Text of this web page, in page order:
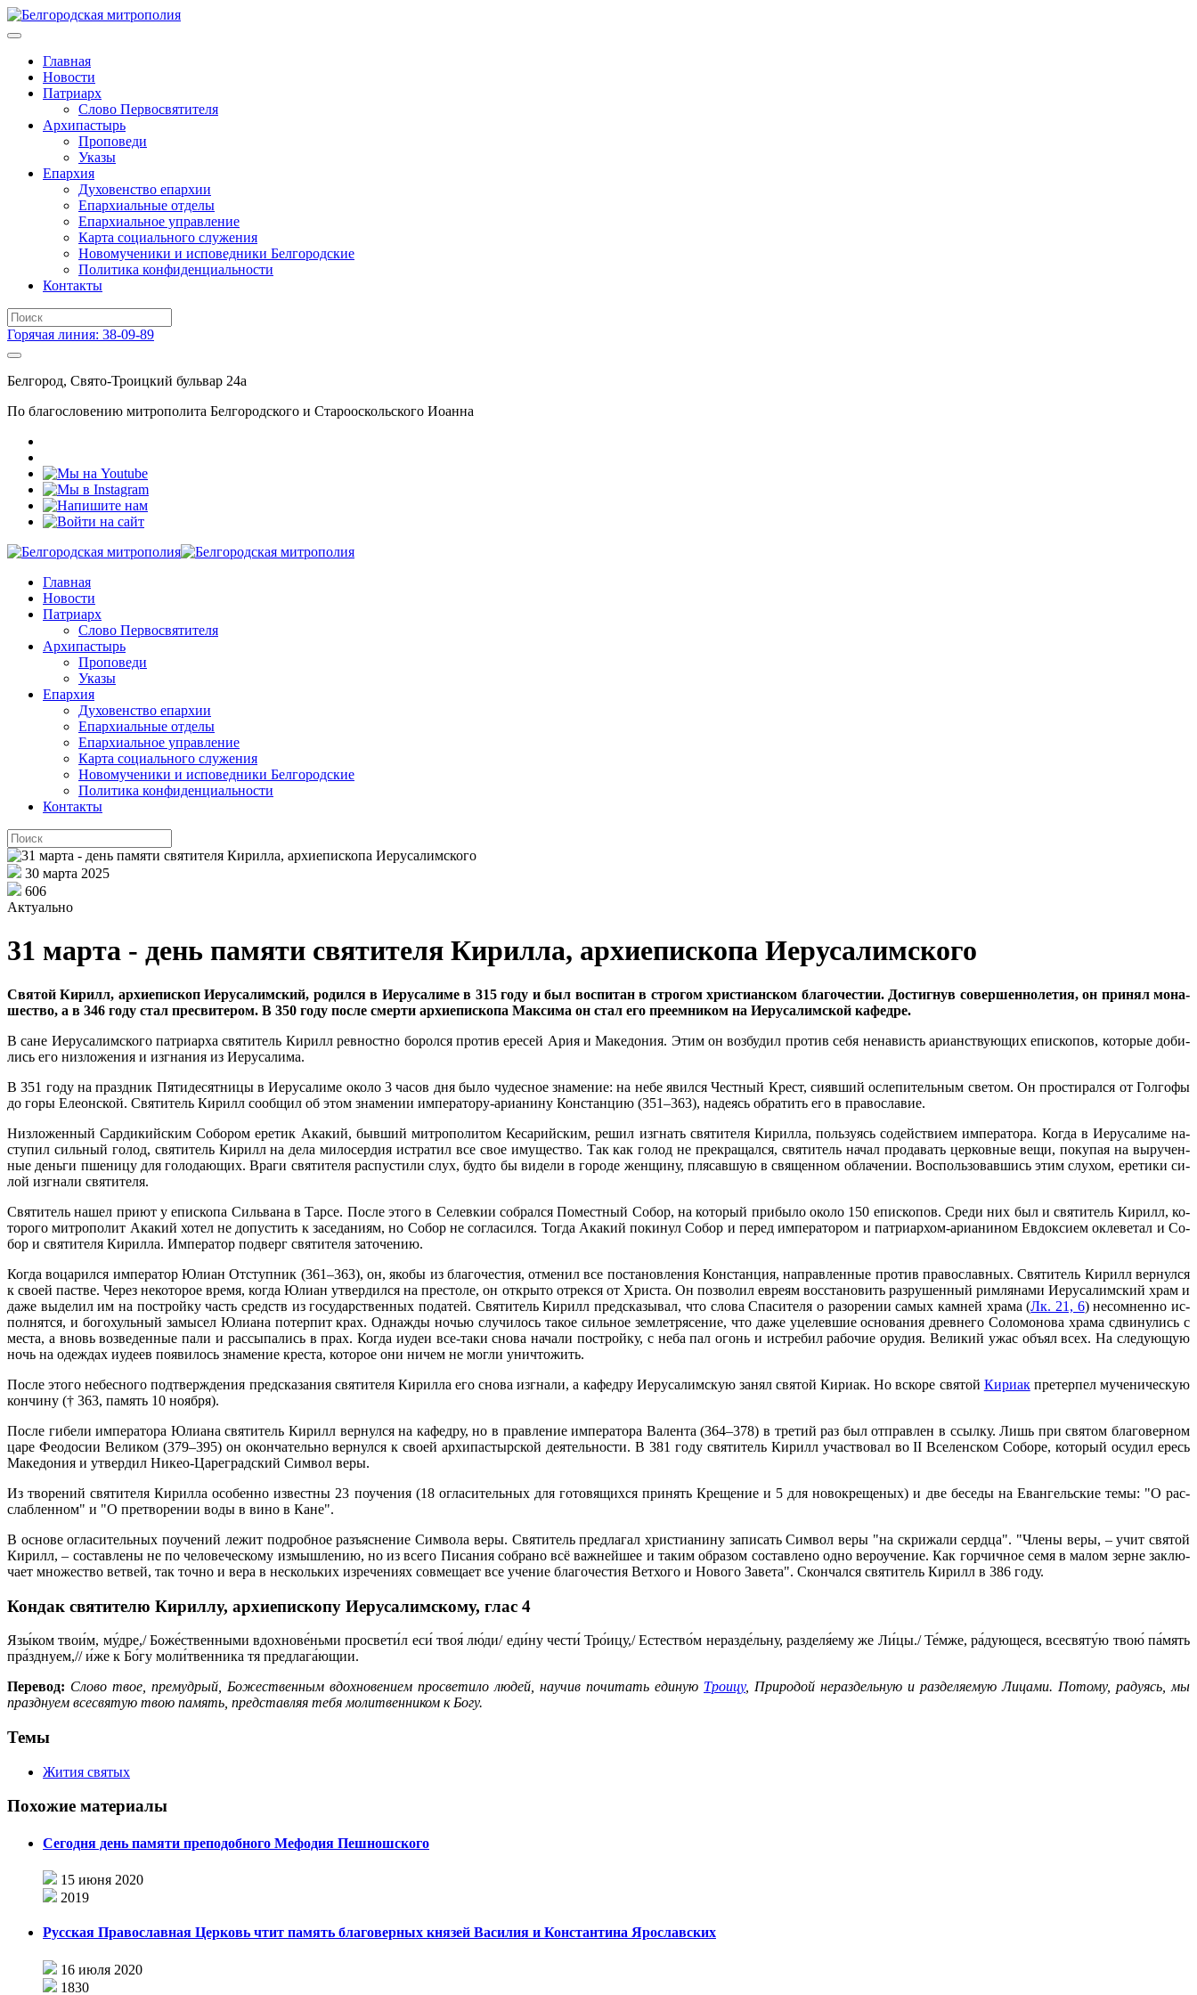
Главная
Новости
Патриарх
Слово Первосвятителя
Архипастырь
Проповеди
Указы
Епархия
Духовенство епархии
Епархиальные отделы
Епархиальное управление
Карта социального служения
Новомученики и исповедники Белгородские
Политика конфиденциальности
Контакты
Горячая линия: 38-09-89
Белгород, Свято-Троицкий бульвар 24а
По благословению митрополита Белгородского и Старооскольского Иоанна
Главная
Новости
Патриарх
Слово Первосвятителя
Архипастырь
Проповеди
Указы
Епархия
Духовенство епархии
Епархиальные отделы
Епархиальное управление
Карта социального служения
Новомученики и исповедники Белгородские
Политика конфиденциальности
Контакты
30 марта 2025
606
Актуально
31 марта - день памяти святителя Кирилла, архиепископа Иерусалимского
Свя­той Ки­рилл, ар­хи­епи­скоп Иеру­са­лим­ский, ро­дил­ся в Иеру­са­ли­ме в 315 го­ду и был вос­пи­тан в стро­гом хри­сти­ан­ском бла­го­че­стии. До­стиг­нув со­вер­шен­но­ле­тия, он при­нял мо­на­
ше­ство, а в 346 го­ду стал пре­сви­те­ром. В 350 го­ду по­сле смер­ти ар­хи­епи­ско­па Мак­си­ма он стал его пре­ем­ни­ком на Иеру­са­лим­ской ка­фед­ре.
В сане Иеру­са­лим­ско­го пат­ри­ар­ха свя­ти­тель Ки­рилл рев­ност­но бо­рол­ся про­тив ере­сей Ария и Ма­ке­до­ния. Этим он воз­бу­дил про­тив се­бя нена­висть ари­ан­ству­ю­щих епи­ско­пов, ко­то­рые до­би­
лись его низ­ло­же­ния и из­гна­ния из Иеру­са­ли­ма.
В 351 го­ду на празд­ник Пя­ти­де­сят­ни­цы в Иеру­са­ли­ме око­ло 3 ча­сов дня бы­ло чу­дес­ное зна­ме­ние: на небе явил­ся Чест­ный Крест, си­яв­ший осле­пи­тель­ным све­том. Он про­сти­рал­ся от Гол­го­фы
до го­ры Еле­он­ской. Свя­ти­тель Ки­рилл со­об­щил об этом зна­ме­нии им­пе­ра­то­ру-ари­а­ни­ну Кон­стан­цию (351–363), на­де­ясь об­ра­тить его в пра­во­сла­вие.
Низ­ло­жен­ный Сар­ди­кий­ским Со­бо­ром ере­тик Ака­кий, быв­ший мит­ро­по­ли­том Ке­са­рий­ским, ре­шил из­гнать свя­ти­те­ля Ки­рил­ла, поль­зу­ясь со­дей­стви­ем им­пе­ра­то­ра. Ко­гда в Иеру­са­ли­ме на­
сту­пил силь­ный го­лод, свя­ти­тель Ки­рилл на де­ла ми­ло­сер­дия ис­тра­тил все свое иму­ще­ство. Так как го­лод не пре­кра­щал­ся, свя­ти­тель на­чал про­да­вать цер­ков­ные ве­щи, по­ку­пая на вы­ру­чен­
ные день­ги пше­ни­цу для го­ло­да­ю­щих. Вра­ги свя­ти­те­ля рас­пу­сти­ли слух, буд­то бы ви­де­ли в го­ро­де жен­щи­ну, пля­сав­шую в свя­щен­ном об­ла­че­нии. Вос­поль­зо­вав­шись этим слу­хом, ере­ти­ки си­
лой из­гна­ли свя­ти­те­ля.
Свя­ти­тель на­шел при­ют у епи­ско­па Силь­ва­на в Тар­се. По­сле это­го в Селев­кии со­брал­ся По­мест­ный Со­бор, на ко­то­рый при­бы­ло око­ло 150 епи­ско­пов. Сре­ди них был и свя­ти­тель Ки­рилл, ко­
то­ро­го мит­ро­по­лит Ака­кий хо­тел не до­пу­стить к за­се­да­ни­ям, но Со­бор не со­гла­сил­ся. То­гда Ака­кий по­ки­нул Со­бор и пе­ред им­пе­ра­то­ром и пат­ри­ар­хом-ари­а­ни­ном Ев­док­си­ем окле­ве­тал и Со­
бор и свя­ти­те­ля Ки­рил­ла. Им­пе­ра­тор под­верг свя­ти­те­ля за­то­че­нию.
Ко­гда во­ца­рил­ся им­пе­ра­тор Юли­ан От­ступ­ник (361–363), он, яко­бы из бла­го­че­стия, от­ме­нил все по­ста­нов­ле­ния Кон­стан­ция, на­прав­лен­ные про­тив пра­во­слав­ных. Свя­ти­тель Ки­рилл вер­нул­ся
к сво­ей пастве. Через неко­то­рое вре­мя, ко­гда Юли­ан утвер­дил­ся на пре­сто­ле, он от­кры­то от­рек­ся от Хри­ста. Он поз­во­лил ев­ре­ям вос­ста­но­вить раз­ру­шен­ный рим­ля­на­ми Иеру­са­лим­ский храм и
да­же вы­де­лил им на по­строй­ку часть средств из го­судар­ствен­ных по­да­тей. Свя­ти­тель Ки­рилл пред­ска­зы­вал, что сло­ва Спа­си­те­ля о ра­зо­ре­нии са­мых кам­ней хра­ма (Лк. 21, 6) несо­мнен­но ис­
пол­нят­ся, и бо­го­хуль­ный за­мы­сел Юли­а­на по­тер­пит крах. Од­на­жды но­чью слу­чи­лось та­кое силь­ное зем­ле­тря­се­ние, что да­же уцелев­шие ос­но­ва­ния древ­не­го Со­ло­мо­но­ва хра­ма сдви­ну­лись с
ме­ста, а вновь воз­ве­ден­ные па­ли и рас­сы­па­лись в прах. Ко­гда иудеи все-та­ки сно­ва на­ча­ли по­строй­ку, с неба пал огонь и ис­тре­бил ра­бо­чие ору­дия. Ве­ли­кий ужас объ­ял всех. На сле­ду­ю­щую
ночь на одеж­дах иуде­ев по­яви­лось зна­ме­ние кре­ста, ко­то­рое они ни­чем не мог­ли уни­что­жить.
По­сле это­го небес­но­го под­твер­жде­ния пред­ска­за­ния свя­ти­те­ля Ки­рил­ла его сно­ва из­гна­ли, а ка­фед­ру Иеру­са­лим­скую за­нял свя­той Ки­ри­ак. Но вско­ре свя­той Ки­ри­ак пре­тер­пел му­че­ни­че­скую
кон­чи­ну († 363, па­мять 10 ноября).
По­сле ги­бе­ли им­пе­ра­то­ра Юли­а­на свя­ти­тель Ки­рилл вер­нул­ся на ка­фед­ру, но в прав­ле­ние им­пе­ра­то­ра Ва­лен­та (364–378) в тре­тий раз был от­прав­лен в ссыл­ку. Лишь при свя­том бла­го­вер­ном
ца­ре Фе­о­до­сии Ве­ли­ком (379–395) он окон­ча­тель­но вер­нул­ся к сво­ей ар­хи­пас­тыр­ской де­я­тель­но­сти. В 381 го­ду свя­ти­тель Ки­рилл участ­во­вал во II Все­лен­ском Со­бо­ре, ко­то­рый осу­дил ересь
Ма­ке­до­ния и утвер­дил Ни­кео-Ца­ре­град­ский Сим­вол ве­ры.
Из тво­ре­ний свя­ти­те­ля Ки­рил­ла осо­бен­но из­вест­ны 23 по­уче­ния (18 огла­си­тель­ных для го­то­вя­щих­ся при­нять Кре­ще­ние и 5 для но­во­кре­ще­ных) и две бе­се­ды на Еван­гель­ские те­мы: "О рас­
слаб­лен­ном" и "О пре­тво­ре­нии во­ды в ви­но в Кане".
В ос­но­ве огла­си­тель­ных по­уче­ний ле­жит по­дроб­ное разъ­яс­не­ние Сим­во­ла ве­ры. Свя­ти­тель пред­ла­гал хри­сти­а­ни­ну за­пи­сать Сим­вол ве­ры "на скри­жа­ли серд­ца". "Чле­ны ве­ры, – учит свя­той
Ки­рилл, – со­став­ле­ны не по че­ло­ве­че­ско­му из­мыш­ле­нию, но из все­го Пи­са­ния со­бра­но всё важ­ней­шее и та­ким об­ра­зом со­став­ле­но од­но ве­ро­уче­ние. Как гор­чич­ное се­мя в ма­лом зерне за­клю­
ча­ет мно­же­ство вет­вей, так точ­но и ве­ра в несколь­ких из­ре­че­ни­ях сов­ме­ща­ет все уче­ние бла­го­че­стия Вет­хо­го и Но­во­го За­ве­та". Скон­чал­ся свя­ти­тель Ки­рилл в 386 го­ду.
Кондак святителю Кириллу, архиепископу Иерусалимскому, глас 4
Язы́ком твои́м, му́дре,/ Боже́ственными вдохнове́ньми просвети́л еси́ твоя́ лю́ди/ еди́ну чести́ Тро́ицу,/ Естество́м неразде́льну, разделя́ему же Ли́цы./ Те́мже, ра́дующеся, всесвяту́ю твою́ па́мять
пра́зднуем,// и́же к Бо́гу моли́твенника тя предлага́ющии.
Перевод: Слово твое, премудрый, Божественным вдохновением просветило людей, научив почитать единую Троицу, Природой нераздельную и разделяемую Лицами. Потому, радуясь, мы
празднуем всесвятую твою память, представляя тебя молитвенником к Богу.
Темы
Жития святых
Похожие материалы
Сегодня день памяти преподобного Мефодия Пешношского
15 июня 2020
2019
Русская Православная Церковь чтит память благоверных князей Василия и Константина Ярославских
16 июля 2020
1830